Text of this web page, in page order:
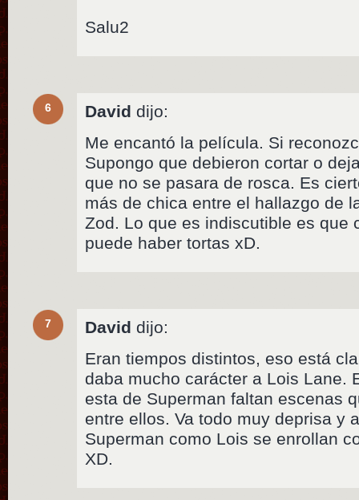
Salu2
6 David dijo:
Me encantó la película. Si
Supongo que debieron cortar o
que no se pasara de rosca. Es
más de chica entre el hallazgo de
Zod. Lo que es indiscutible es que
puede haber tortas xD.
7 David dijo:
Eran tiempos distintos, eso está
daba mucho carácter a Lois Lane.
esta de Superman faltan escenas
entre ellos. Va todo muy deprisa y
Superman como Lois se enrollan
XD.